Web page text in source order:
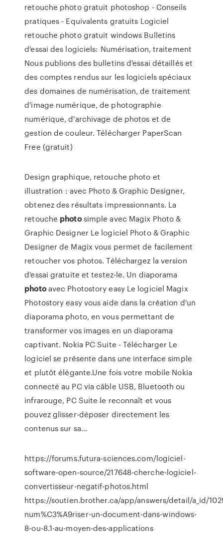
retouche photo gratuit photoshop - Conseils
pratiques - Equivalents gratuits Logiciel
retouche photo gratuit windows Bulletins
d'essai des logiciels: Numérisation, traitement
Nous publions des bulletins d'essai détaillés et
des comptes rendus sur les logiciels spéciaux
des domaines de numérisation, de traitement
d'image numérique, de photographie
numérique, d'archivage de photos et de
gestion de couleur. Télécharger PaperScan
Free (gratuit)
Design graphique, retouche photo et
illustration : avec Photo & Graphic Designer,
obtenez des résultats impressionnants. La
retouche photosimple avec Magix Photo &
Graphic DesignerLe logiciel Photo & Graphic
Designer de Magix vous permet de facilement
retoucher vos photos. Téléchargez la version
d'essai gratuite et testez-le. Un diaporama
photoavec Photostory easyLe logiciel Magix
Photostory easy vous aide dans la création d'un
diaporama photo, en vous permettant de
transformer vos images en un diaporama
captivant. Nokia PC Suite - Télécharger Le
logiciel se présente dans une interface simple
et plutôt élégante.Une fois votre mobile Nokia
connecté au PC via câble USB, Bluetooth ou
infrarouge, PC Suite le reconnaît et vous
pouvez glisser-déposer directement les
contenus sur sa…
https://forums.futura-sciences.com/logiciel-
software-open-source/217648-cherche-logiciel-
convertisseur-negatif-photos.html
https://soutien.brother.ca/app/answers/detail/a_id/
num%C3%A9riser-un-document-dans-windows-
8-ou-8.1-au-moyen-des-applications